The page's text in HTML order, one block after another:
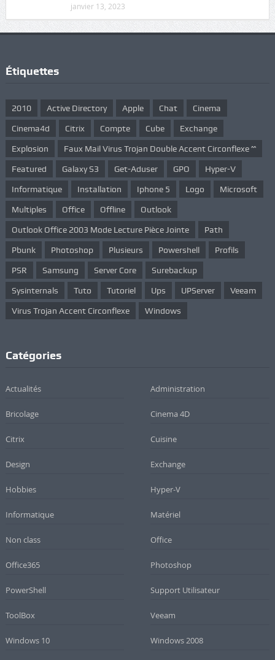
janvier 13, 2023
Étiquettes
2010 Active Directory Apple Chat Cinema
Cinema4d Citrix Compte Cube Exchange
Explosion Faux Mail Virus Trojan Double Accent Circonflexe ^^
Featured Galaxy S3 Get-Aduser GPO Hyper-V
Informatique Installation Iphone 5 Logo Microsoft
Multiples Office Offline Outlook
Outlook Office 2003 Mode Lecture Pièce Jointe Path
Pbunk Photoshop Plusieurs Powershell Profils
PSR Samsung Server Core Surebackup
Sysinternals Tuto Tutoriel Ups UPServer Veeam
Virus Trojan Accent Circonflexe Windows
Catégories
Actualités Administration
Bricolage Cinema 4D
Citrix Cuisine
Design Exchange
Hobbies Hyper-V
Informatique Matériel
Non class Office
Office365 Photoshop
PowerShell Support Utilisateur
ToolBox Veeam
Windows 10 Windows 2008